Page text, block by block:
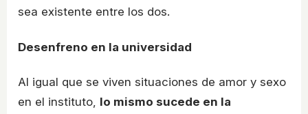
sea existente entre los dos.
Desenfreno en la universidad
Al igual que se viven situaciones de amor y sexo
en el instituto, lo mismo sucede en la